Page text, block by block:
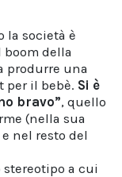
la società è
boom della
produrre una
per il bebè. Si è
bravo”, quello
(nella sua
nel resto del
a cui